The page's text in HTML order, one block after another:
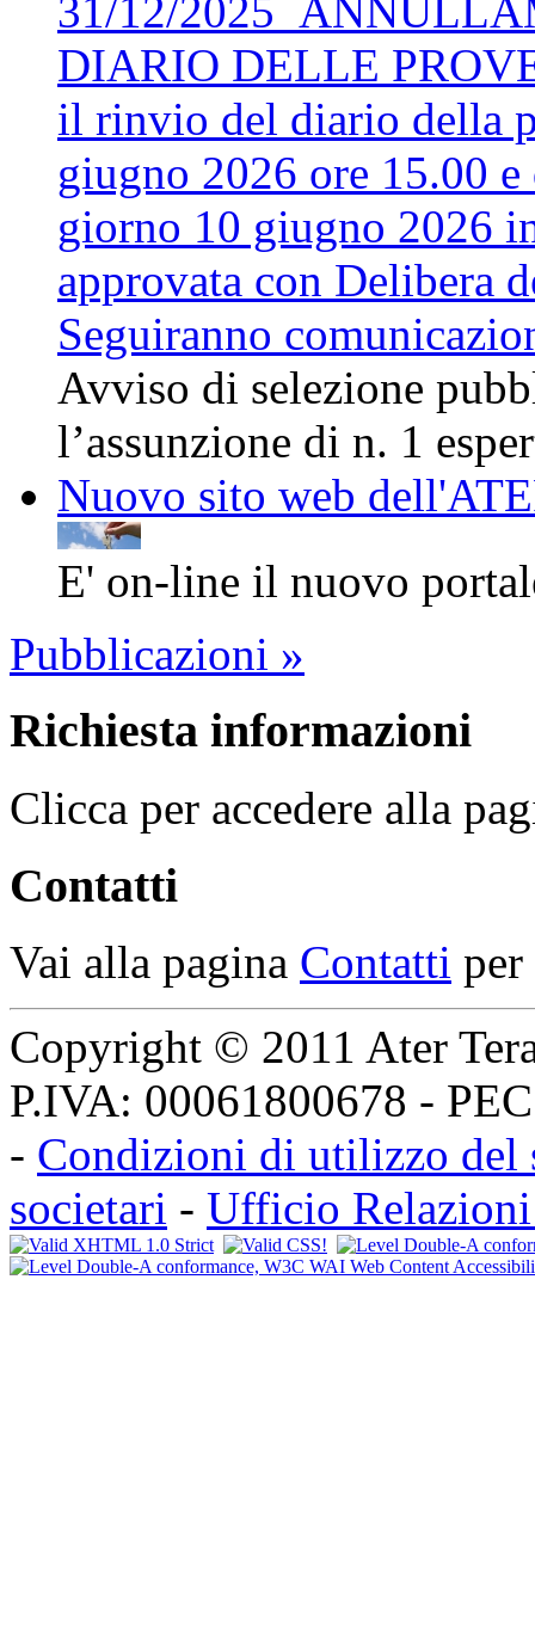
31/12/
DIARIO DELLE
il rinvio del diario della
giugno 2026 ore 15.00
giorno 10 giugno 2026
approvata con Delibera
Seguiranno
Avviso di selezione
l’assunzione di n. 1
Nuovo sito web
E' on-line il nuovo
Pubblicazioni »
Richiesta informazioni
Clicca per accedere alla
Contatti
Vai alla pagina Contatti
Copyright © 2011 Ater
P.IVA: 00061800678 -
- Condizioni di utilizzo del
societari - Ufficio